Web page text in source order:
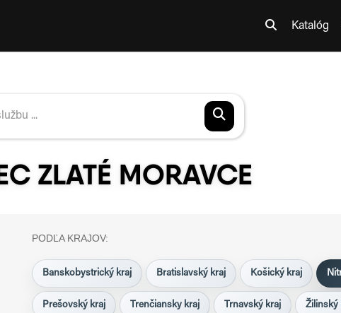
Katalóg
ZLATÉ MORAVCE
PODĽA KRAJOV:
Banskobystrický kraj Bratislavský kraj Košický kraj
Prešovský kraj Trenčiansky kraj Trnavský kraj Žilinský